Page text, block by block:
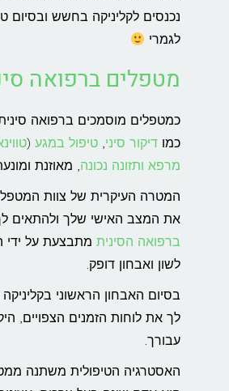
נכנסים לקליניקה בחשש ובסיום
לגמרי
מטפלים ברפואה
כמטפלים מוסמכים ברפואה
כמו דיקור סיני, טיפול במגע (
מרפא ותזונה נכונה, מאוזנת
המטרה העיקרית של צוות
את המצב האישי שלך ולהתאים
ברפואה הסינית מתבצעת על ידי
לשון ואבחון דופק.
בסיום האבחון הראשוני
לך את לוחות הזמנים הצפויים,
עבורך.
האסטרגיה הטיפולית משתנה